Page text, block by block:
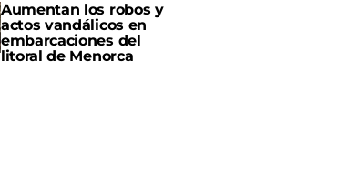
Aumentan los robos y
actos vandálicos en
embarcaciones del
litoral de Menorca